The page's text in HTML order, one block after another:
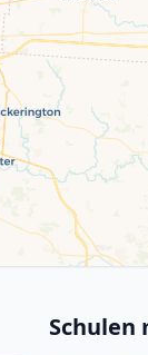
Schulen